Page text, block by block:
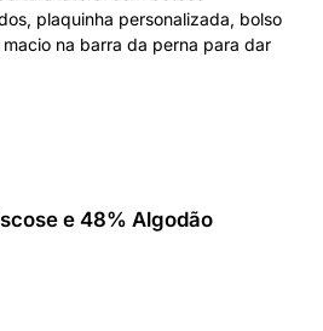
plaquinha personalizada, bolso
na barra da perna para dar
e 48% Algodão